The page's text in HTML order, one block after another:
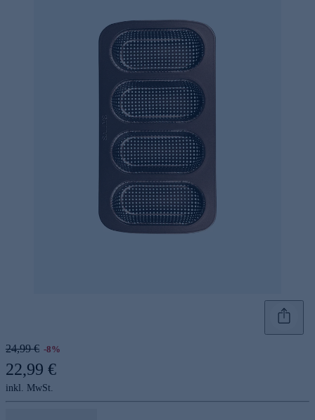
24,99 € -8%
22,99 €
inkl. MwSt.